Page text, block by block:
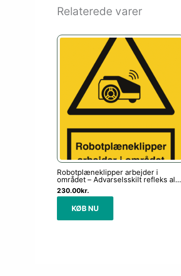
Relaterede varer
Robotplæneklipper arbejder i
området – Advarselsskilt refleks alu.
(A4) 297 x 210 mm
230.00kr.
KØB NU